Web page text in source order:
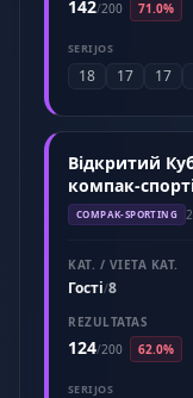
142/200 71.0%
SERIJOS
18 17 17
Відкритий
компак-
COMPAK-SPORTING
KAT. / VIETA KAT.
Гості/8
REZULTATAS
124/200 62.0%
SERIJOS